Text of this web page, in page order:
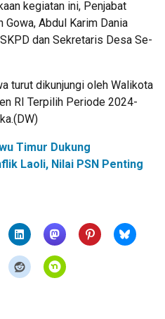
kegiatan ini, Penjabat
Abdul Karim Dania
dan Sekretaris Desa Se-
turut dikunjungi oleh Walikota
RI Terpilih Periode 2024-
Timur Dukung
Laoli, Nilai PSN Penting